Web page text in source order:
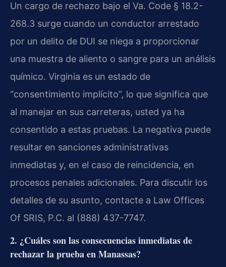
Un cargo de rechazo bajo el Va. Code § 18.2-
268.3 surge cuando un conductor arrestado
por un delito de DUI se niega a proporcionar
una muestra de aliento o sangre para un análisis
químico. Virginia es un estado de
“consentimiento implícito”, lo que significa que
al manejar en sus carreteras, usted ya ha
consentido a estas pruebas. La negativa puede
resultar en sanciones administrativas
inmediatas y, en el caso de reincidencia, en
procesos penales adicionales. Para discutir los
detalles de su asunto, contacte a Law Offices
Of SRIS, P.C. al (888) 437-7747.
2. ¿Cuáles son las consecuencias inmediatas de
rechazar la prueba en Manassas?